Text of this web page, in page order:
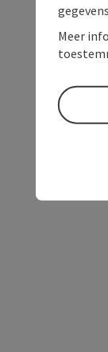
Meer